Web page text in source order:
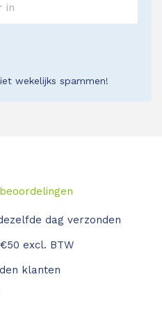
wekelijks spammen!
beoordelingen
dag verzonden
excl. BTW
klanten